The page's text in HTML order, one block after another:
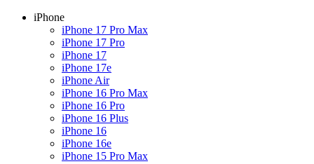
iPhone
iPhone 17 Pro Max
iPhone 17 Pro
iPhone 17
iPhone 17e
iPhone Air
iPhone 16 Pro Max
iPhone 16 Pro
iPhone 16 Plus
iPhone 16
iPhone 16e
iPhone 15 Pro Max